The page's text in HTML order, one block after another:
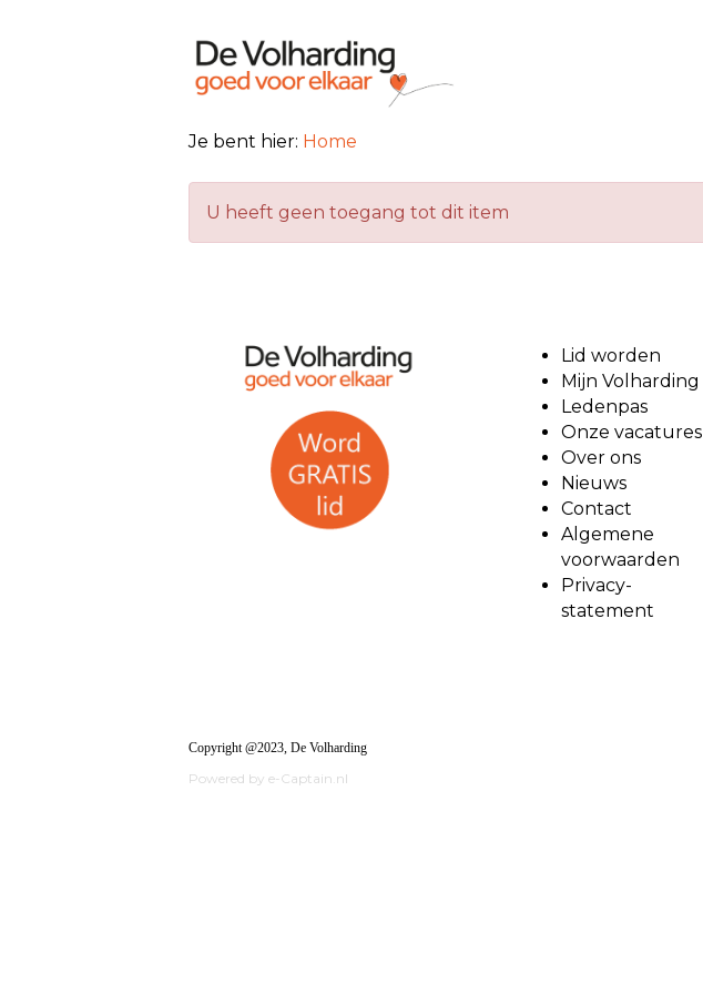
Je bent hier: Home
U heeft geen toegang tot dit item
Lid worden
Mijn Volharding
Ledenpas
Onze vacatures
Over ons
Nieuws
Contact
Algemene
voorwaarden
Privacy-
statement
Copyright @2023, De Volharding
Powered by e-Captain.nl